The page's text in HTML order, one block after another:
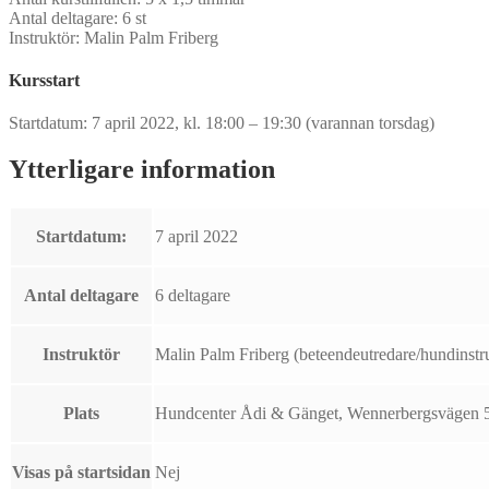
Antal deltagare: 6 st
Instruktör: Malin Palm Friberg
Kursstart
Startdatum: 7 april 2022, kl. 18:00 – 19:30 (varannan torsdag)
Ytterligare information
Startdatum: 7 april 2022
Antal deltagare 6 deltagare
Instruktör Malin Palm Friberg (beteendeutredare/
Plats Hundcenter Ådi & Gänget, Wennerbergsvägen
Visas på startsidan Nej